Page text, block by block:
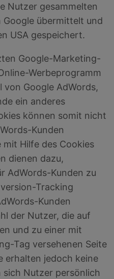
Nutzer gesammelten
übermittelt und
USA gespeichert.
Google-Marketing-
Werbeprogramm
von Google AdWords,
ein anderes
können somit nicht
Kunden
Hilfe des Cookies
dienen dazu,
AdWords-Kunden zu
Tracking
Kunden
der Nutzer, die auf
und zu einer mit
Tag versehenen Seite
erhalten jedoch keine
Nutzer persönlich